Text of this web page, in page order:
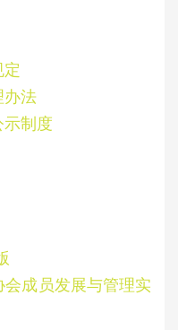
办法
制度
成员发展与管理实